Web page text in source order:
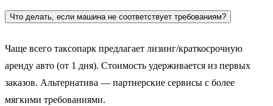
Что делать, если машина не соответствует требованиям?
Чаще всего таксопарк предлагает лизинг/краткосрочную
аренду авто (от 1 дня). Стоимость удерживается из первых
заказов. Альтернатива — партнерские сервисы с более
мягкими требованиями.